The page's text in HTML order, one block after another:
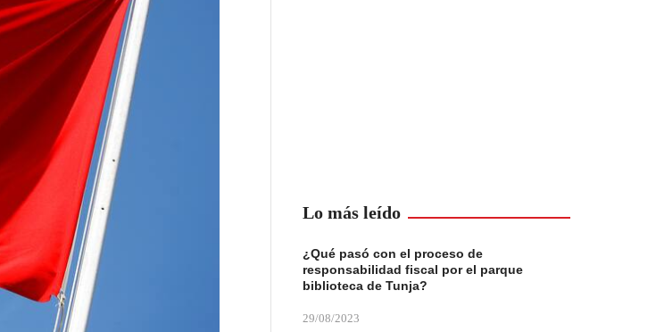
Lo más leído
¿Qué pasó con el proceso de
responsabilidad fiscal por el parque
biblioteca de Tunja?
29/08/2023